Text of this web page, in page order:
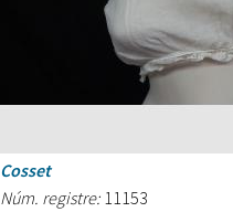
Cosset
Núm. registre: 11153